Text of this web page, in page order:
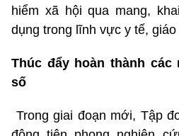
hiểm xã hội qua mang,
dụng trong lĩnh vực y tế,
Thúc đẩy hoàn thành các
số
Trong giai đoạn mới, Tập